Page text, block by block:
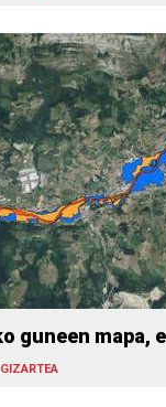
guneen mapa,
GIZARTEA